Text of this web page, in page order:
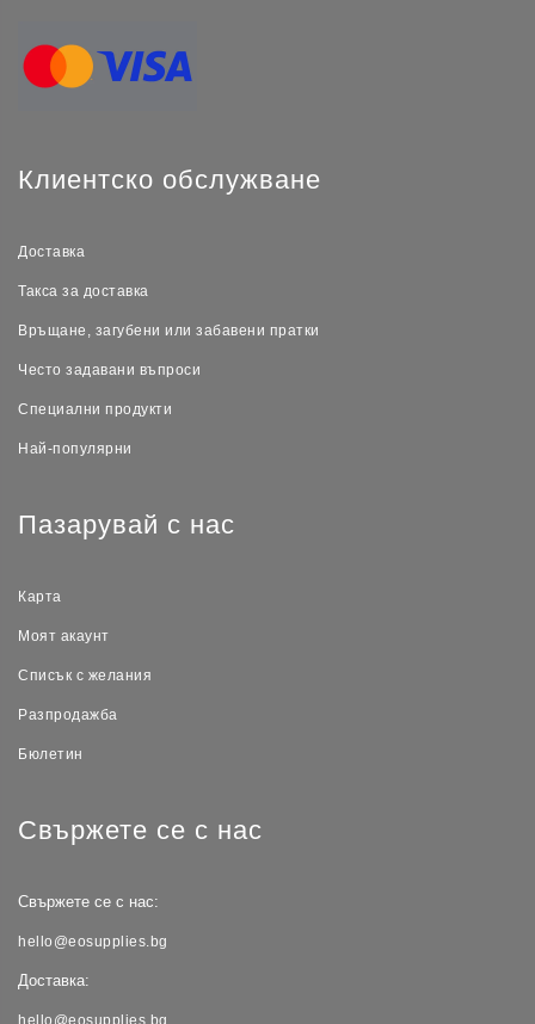
Клиентско обслужване
Доставка
Такса за доставка
Връщане, загубени или забавени пратки
Често задавани въпроси
Специални продукти
Най-популярни
Пазарувай с нас
Карта
Моят акаунт
Списък с желания
Разпродажба
Бюлетин
Свържете се с нас
Свържете се с нас:
hello@eosupplies.bg
Доставка:
hello@eosupplies.bg